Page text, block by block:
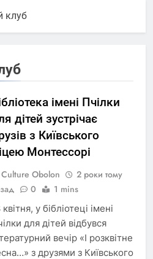
клуб
імені Пчілки
дітей зустрічає
з Київського
Монтессорі
Culture Obolon
2 роки тому
0 1 mins
квітня, у бібліотеці імені
для дітей відбувся
вечір «І розквітне
з друзями з Київського